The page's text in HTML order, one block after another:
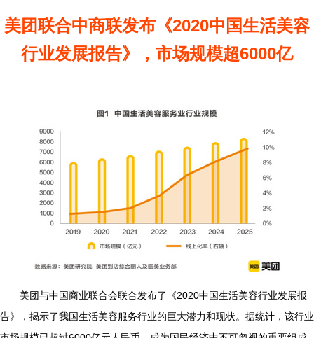
美团联合中商联发布《2020中国生活美容
行业发展报告》，市场规模超6000亿
美团与中国商业联合会联合发布了《2020中国生活美容行业发展报
告》，揭示了我国生活美容服务行业的巨大潜力和现状。据统计，该行业